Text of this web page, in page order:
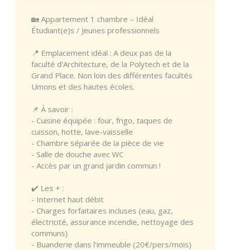
🏡 Appartement 1 chambre – Idéal
Étudiant(e)s / Jeunes professionnels
📍 Emplacement idéal : A deux pas de la
faculté d'Architecture, de la Polytech et de la
Grand Place. Non loin des différentes facultés
Umons et des hautes écoles.
📌 À savoir :
- Cuisine équipée : four, frigo, taques de
cuisson, hotte, lave-vaisselle
- Chambre séparée de la pièce de vie
- Salle de douche avec WC
- Accès par un grand jardin commun !
✔️ Les + :
- Internet haut débit
- Charges forfaitaires incluses (eau, gaz,
électricité, assurance incendie, nettoyage des
communs)
- Buanderie dans l’immeuble (20€/pers/mois)